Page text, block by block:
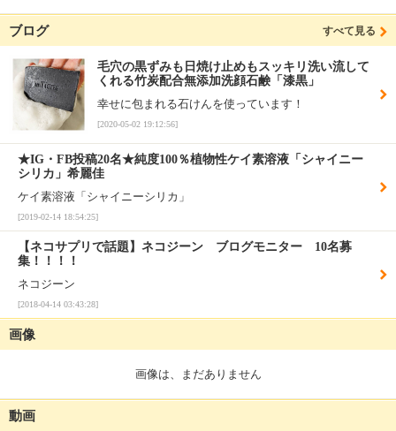
ブログ すべて見る
毛穴の黒ずみも日焼け止めもスッキリ洗い流して
くれる竹炭配合無添加洗顔石鹸「漆黒」
幸せに包まれる石けんを使っています！
[2020-05-02 19:12:56]
★IG・FB投稿20名★純度100％植物性ケイ素溶液「シャイニー
シリカ」希麗佳
ケイ素溶液「シャイニーシリカ」
[2019-02-14 18:54:25]
【ネコサプリで話題】ネコジーン ブログモニター 10名募
集！！！！
ネコジーン
[2018-04-14 03:43:28]
画像
画像は、まだありません
動画